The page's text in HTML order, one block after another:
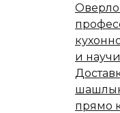
и
шашлык
прямо